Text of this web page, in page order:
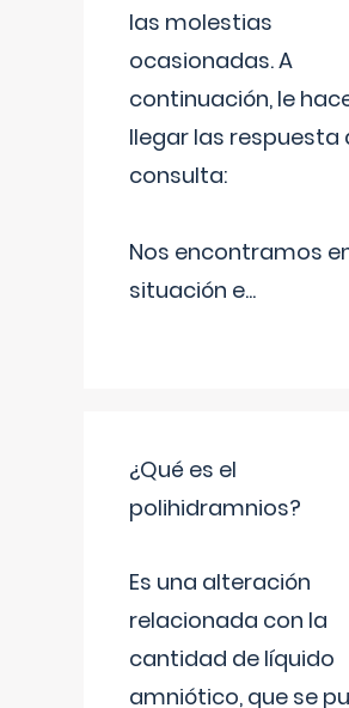
las molestias
ocasionadas. A
continuación, le
llegar las respuesta
consulta:
Nos encontramos
situación e...
¿Qué es el
polihidramnios?
Es una alteración
relacionada con la
cantidad de líquido
amniótico, que se